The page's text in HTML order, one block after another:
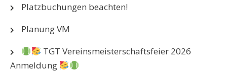
Platzbuchungen beachten!
Planung VM
TGT Vereinsmeisterschaftsfeier 2026
Anmeldung